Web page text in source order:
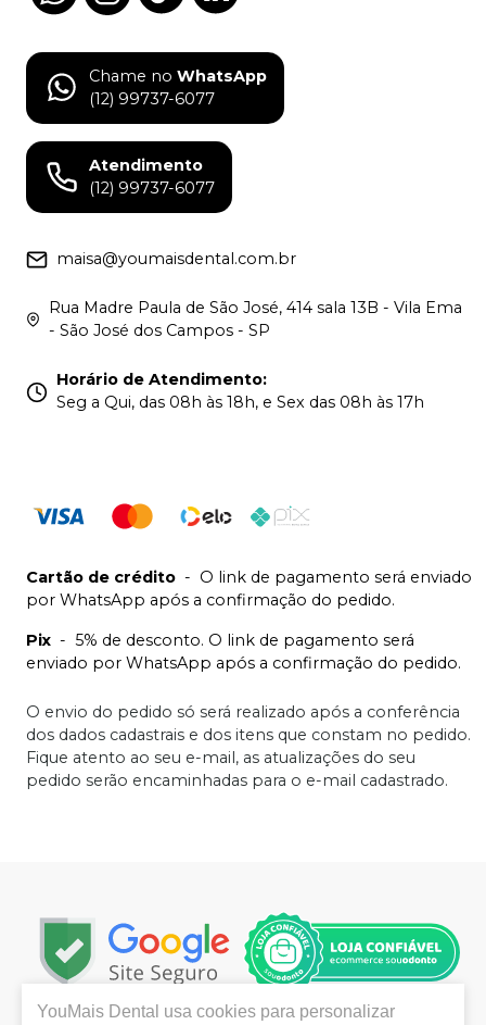
Chame no WhatsApp
(12) 99737-6077
Atendimento
(12) 99737-6077
maisa@youmaisdental.com.br
Rua Madre Paula de São José, 414 sala 13B - Vila Ema
- São José dos Campos - SP
Horário de Atendimento:
Seg a Qui, das 08h às 18h, e Sex das 08h às 17h
Cartão de crédito - O link de pagamento será enviado
por WhatsApp após a confirmação do pedido.
Pix - 5% de desconto. O link de pagamento será
enviado por WhatsApp após a confirmação do pedido.
O envio do pedido só será realizado após a conferência
dos dados cadastrais e dos itens que constam no pedido.
Fique atento ao seu e-mail, as atualizações do seu
pedido serão encaminhadas para o e-mail cadastrado.
YouMais Dental usa cookies para personalizar